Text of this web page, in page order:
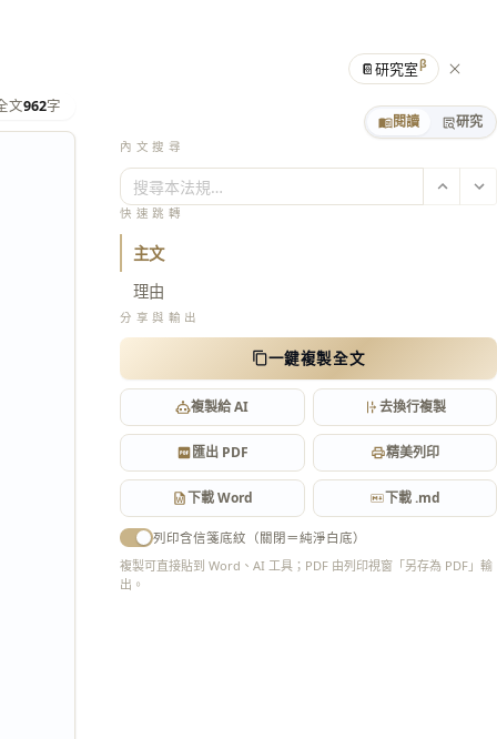
文962字
閱讀 研究
內文搜尋
搜尋本法規…
快速跳轉
主文
理由
分享與輸出
一鍵複製全文
複製給 AI 去換行複製
匯出 PDF 精美列印
下載 Word 下載 .md
列印含信箋底紋（關閉＝純淨白底）
複製可直接貼到 Word、AI 工具；PDF 由列印視窗「另存為 PDF」輸
出。
📔研究室β